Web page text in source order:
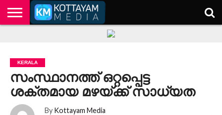
KERALA
സംസ്ഥാനത്ത് ഒറ്റപ്പെട്ട
ശക്തമായ മഴയ്ക്ക് സാധ്യത
By Kottayam Media